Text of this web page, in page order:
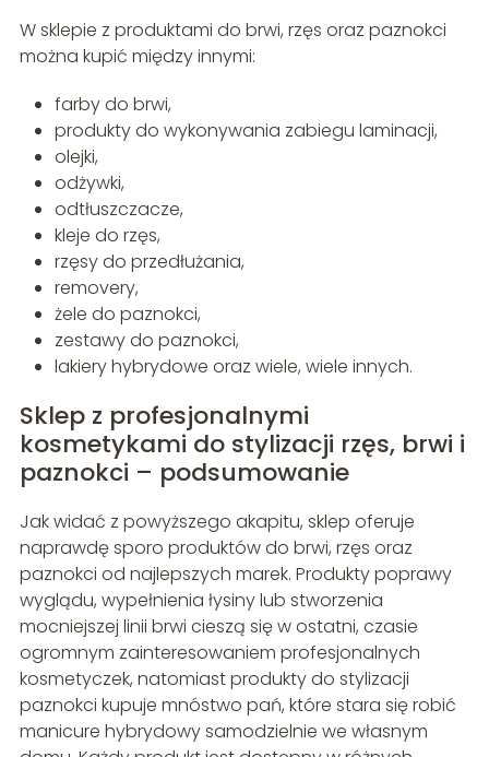
W sklepie z produktami do brwi, rzęs oraz paznokci
można kupić między innymi:
farby do brwi,
produkty do wykonywania zabiegu laminacji,
olejki,
odżywki,
odtłuszczacze,
kleje do rzęs,
rzęsy do przedłużania,
removery,
żele do paznokci,
zestawy do paznokci,
lakiery hybrydowe oraz wiele, wiele innych.
Sklep z profesjonalnymi
kosmetykami do stylizacji rzęs, brwi i
paznokci – podsumowanie
Jak widać z powyższego akapitu, sklep oferuje
naprawdę sporo produktów do brwi, rzęs oraz
paznokci od najlepszych marek. Produkty poprawy
wyglądu, wypełnienia łysiny lub stworzenia
mocniejszej linii brwi cieszą się w ostatni, czasie
ogromnym zainteresowaniem profesjonalnych
kosmetyczek, natomiast produkty do stylizacji
paznokci kupuje mnóstwo pań, które stara się robić
manicure hybrydowy samodzielnie we własnym